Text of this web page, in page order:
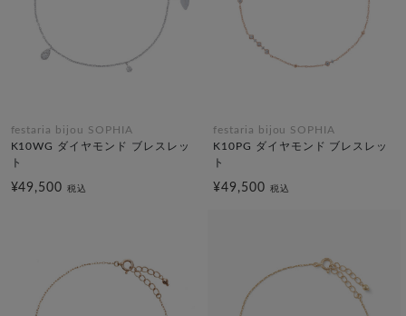
festaria bijou SOPHIA
K10WG ダイヤモンド ブレスレッ
ト
¥49,500税込
festaria bijou SOPHIA
K10PG ダイヤモンド ブレスレッ
ト
¥49,500 税込